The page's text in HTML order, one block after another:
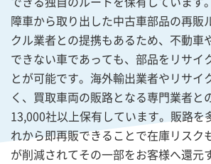
障車から取り出した中古車部品の再販
クル業者との提携もあるため、不動車
できない車であっても、部品をリサイ
とが可能です。海外輸出業者やリサイ
く、買取車両の販路となる専門業者と
13,000社以上保有しています。販路を
れから即再販できることで在庫リスク
が削減されてその一部をお客様へ還元